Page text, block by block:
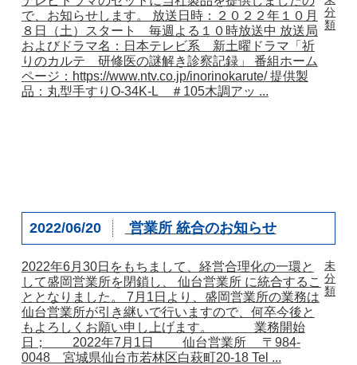
で、お知らせします。 放送日時：２０２２年１０月
８日（土）スタート 毎週よる１０時放送中 放送局
およびドラマ名：日本テレビ系 新土曜ドラマ「祈
りのカルテ 研修医の謎解き診察記録」 番組ホーム
ページ：https://www.ntv.co.jp/inorinokarute/ 提供製
品：丸型手すりO-34K-L ＃105木調アッ ...
分
類
2022/06/20 営業所 統合のお知らせ
2022年6月30日をもちまして、経営合理化の一環と
して盛岡営業所を閉鎖し、 仙台営業所 に統合するこ
ととなりました。 7月1日より、盛岡営業所の業務は
仙台営業所が引き継いで行いますので、何卒今後と
もよろしくお願い申し上げます。 業務開始
日； 2022年7月1日 仙台営業所 〒984-
0048 宮城県仙台市若林区白萩町20-18 Tel ...
未
分
類